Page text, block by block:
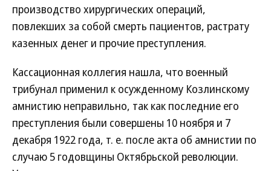
производство хирургических операций,
повлекших за собой смерть пациентов, растрату
казенных денег и прочие преступления.
Кассационная коллегия нашла, что военный
трибунал применил к осужденному Козлинскому
амнистию неправильно, так как последние его
преступления были совершены 10 ноября и 7
декабря 1922 года, т. е. после акта об амнистии по
случаю 5 годовщины Октябрьской революции.